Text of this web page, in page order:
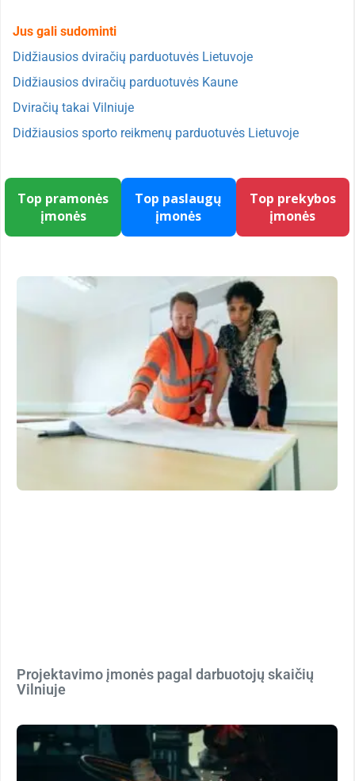
Jus gali sudominti
Didžiausios dviračių parduotuvės Lietuvoje
Didžiausios dviračių parduotuvės Kaune
Dviračių takai Vilniuje
Didžiausios sporto reikmenų parduotuvės Lietuvoje
Top pramonės
įmonės
Top paslaugų
įmonės
Top prekybos
įmonės
Projektavimo įmonės pagal darbuotojų skaičių
Vilniuje